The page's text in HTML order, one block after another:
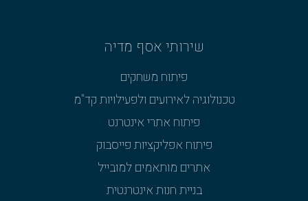
שירותי אסף מדיה
פיתוח משחקים
טכנולוגיה לאירועים ולפעילויות קד"מ
פיתוח אתרי אינטרנט
פיתוח אפליקציות פייסבוק
אתרים מותאמים למובייל
בניית חנות אינטרנטית